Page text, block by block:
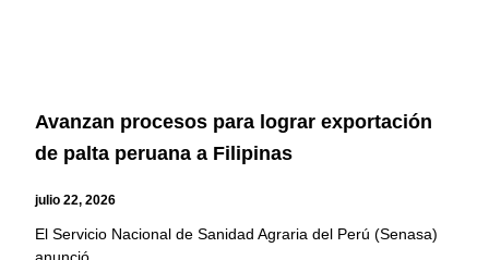
Avanzan procesos para lograr exportación
de palta peruana a Filipinas
julio 22, 2026
El Servicio Nacional de Sanidad Agraria del Perú (Senasa)